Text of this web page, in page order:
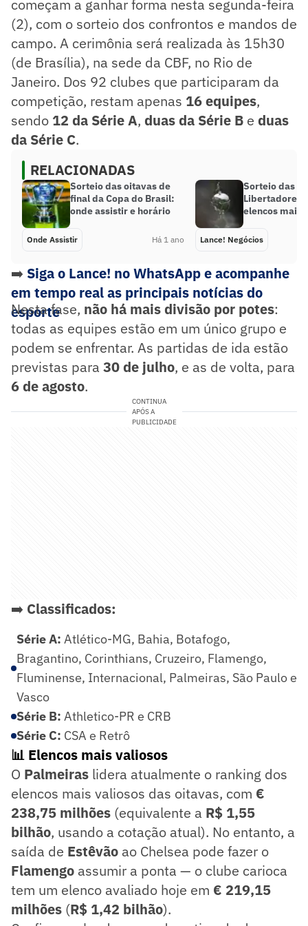
começam a ganhar forma nesta segunda-feira
(2), com o sorteio dos confrontos e mandos de
campo. A cerimônia será realizada às 15h30
(de Brasília), na sede da CBF, no Rio de
Janeiro. Dos 92 clubes que participaram da
competição, restam apenas 16 equipes,
sendo 12 da Série A, duas da Série B e duas
da Série C.
RELACIONADAS
Sorteio das oitavas de
final da Copa do Brasil:
onde assistir e horário
Onde Assistir Há 1 ano
Sorteio das
Libertadores:
elencos mais
Lance! Negócios
➡️ Siga o Lance! no WhatsApp e acompanhe
em tempo real as principais notícias do
esporte
Nesta fase, não há mais divisão por potes:
todas as equipes estão em um único grupo e
podem se enfrentar. As partidas de ida estão
previstas para 30 de julho, e as de volta, para
6 de agosto.
CONTINUA
APÓS A
PUBLICIDADE
➡️ Classificados:
Série A: Atlético-MG, Bahia, Botafogo,
Bragantino, Corinthians, Cruzeiro, Flamengo,
Fluminense, Internacional, Palmeiras, São Paulo e
Vasco
Série B: Athletico-PR e CRB
Série C: CSA e Retrô
📊 Elencos mais valiosos
O Palmeiras lidera atualmente o ranking dos
elencos mais valiosos das oitavas, com €
238,75 milhões (equivalente a R$ 1,55
bilhão, usando a cotação atual). No entanto, a
saída de Estêvão ao Chelsea pode fazer o
Flamengo assumir a ponta — o clube carioca
tem um elenco avaliado hoje em € 219,15
milhões (R$ 1,42 bilhão).